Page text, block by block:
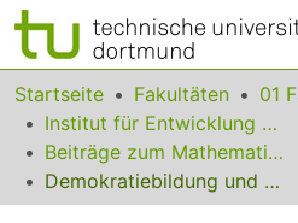
Bereiche & Sammlungen
Das gesamte Repositorium
Statistiken
Startseite Fakultäten
Institut für Entwicklung und Erforschung des Mathematikunterrichts
Beiträge zum Mathematikunterricht
Demokratiebildung und Financial Literacy als Chance im Mathematikunterricht - Wie können Lernendenperspektiven zum Thema Inflation im Mathematikunterricht integriert werden?